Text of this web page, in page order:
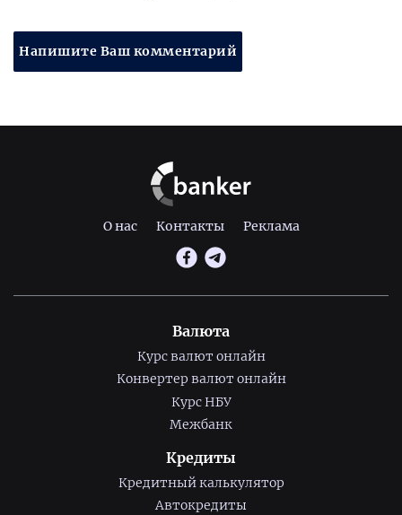
Напишите Ваш комментарий
О нас Контакты Реклама
Валюта
Курс валют онлайн
Конвертер валют онлайн
Курс НБУ
Межбанк
Кредиты
Кредитный калькулятор
Автокредиты